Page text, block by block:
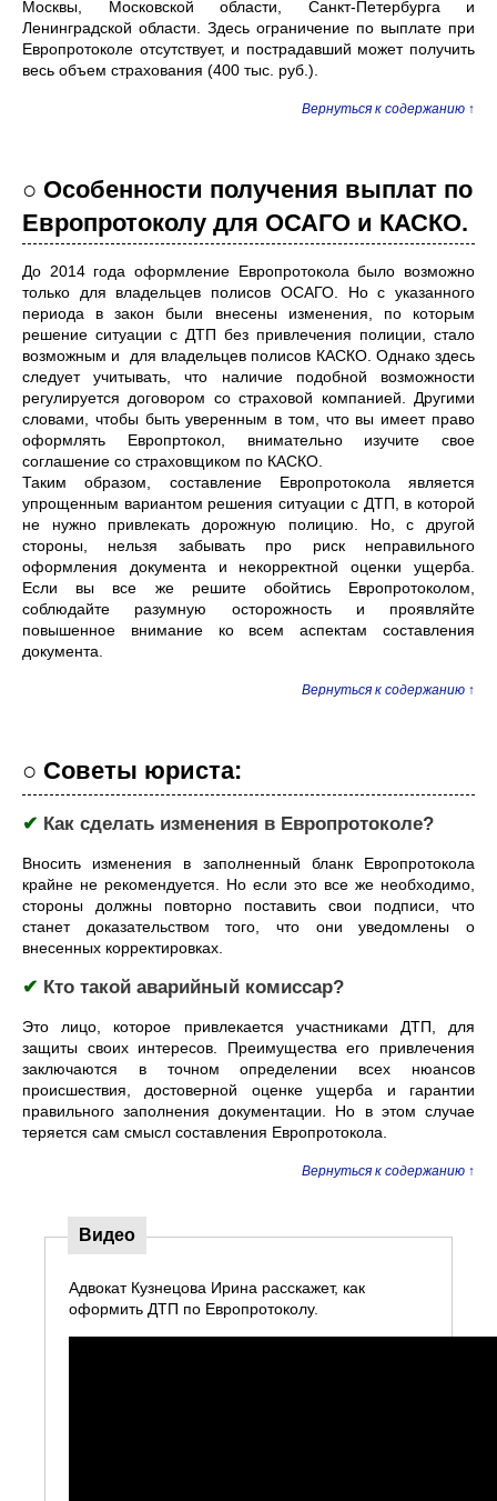
Москвы, Московской области, Санкт-Петербурга и
Ленинградской области. Здесь ограничение по выплате при
Европротоколе отсутствует, и пострадавший может получить
весь объем страхования (400 тыс. руб.).
Вернуться к содержанию ↑
○ Особенности получения выплат по
Европротоколу для ОСАГО и КАСКО.
До 2014 года оформление Европротокола было возможно
только для владельцев полисов ОСАГО. Но с указанного
периода в закон были внесены изменения, по которым
решение ситуации с ДТП без привлечения полиции, стало
возможным и для владельцев полисов КАСКО. Однако здесь
следует учитывать, что наличие подобной возможности
регулируется договором со страховой компанией. Другими
словами, чтобы быть уверенным в том, что вы имеет право
оформлять Европртокол, внимательно изучите свое
соглашение со страховщиком по КАСКО.
Таким образом, составление Европротокола является
упрощенным вариантом решения ситуации с ДТП, в которой
не нужно привлекать дорожную полицию. Но, с другой
стороны, нельзя забывать про риск неправильного
оформления документа и некорректной оценки ущерба.
Если вы все же решите обойтись Европротоколом,
соблюдайте разумную осторожность и проявляйте
повышенное внимание ко всем аспектам составления
документа.
Вернуться к содержанию ↑
○ Советы юриста:
✔ Как сделать изменения в Европротоколе?
Вносить изменения в заполненный бланк Европротокола
крайне не рекомендуется. Но если это все же необходимо,
стороны должны повторно поставить свои подписи, что
станет доказательством того, что они уведомлены о
внесенных корректировках.
✔ Кто такой аварийный комиссар?
Это лицо, которое привлекается участниками ДТП, для
защиты своих интересов. Преимущества его привлечения
заключаются в точном определении всех нюансов
происшествия, достоверной оценке ущерба и гарантии
правильного заполнения документации. Но в этом случае
теряется сам смысл составления Европротокола.
Вернуться к содержанию ↑
Видео
Адвокат Кузнецова Ирина расскажет, как
оформить ДТП по Европротоколу.